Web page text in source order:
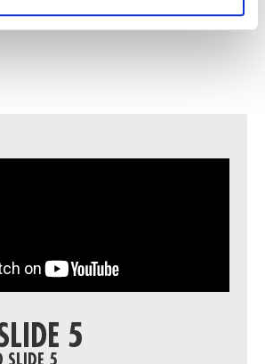
5
SLIDE 5